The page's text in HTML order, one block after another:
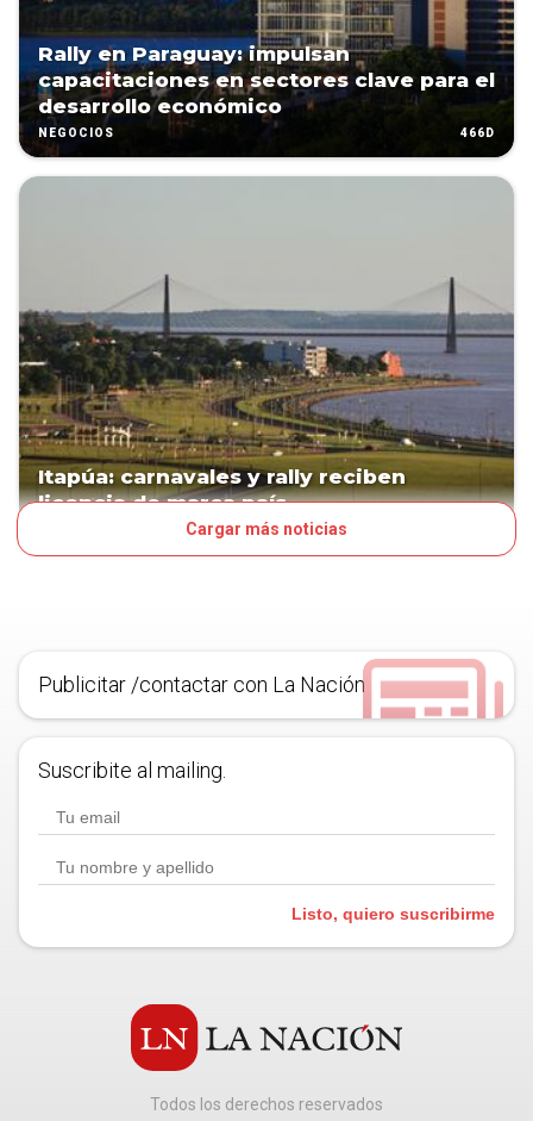
Rally en Paraguay: impulsan
capacitaciones en sectores clave para el
desarrollo económico
NEGOCIOS 466D
Itapúa: carnavales y rally reciben
licencia de marca país
Cargar más noticias
Publicitar /contactar con La Nación
Suscribite al mailing.
Listo, quiero suscribirme
Todos los derechos reservados